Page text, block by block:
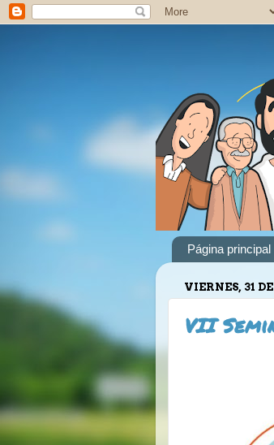
Página principal
VIERNES, 31
VII